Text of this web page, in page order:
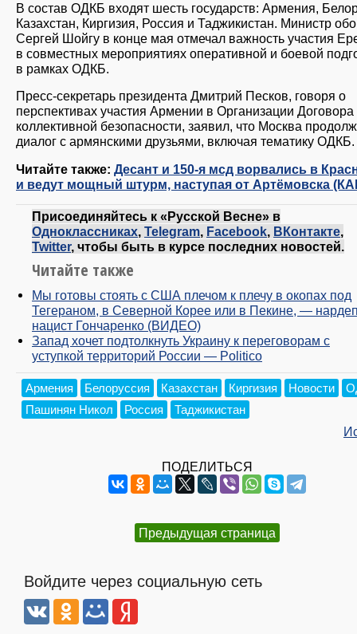
В состав ОДКБ входят шесть государств: Армения,
Казахстан, Киргизия, Россия и Таджикистан. Министр
Сергей Шойгу в конце мая отмечал важность участия
в совместных мероприятиях оперативной и боевой
в рамках ОДКБ.
Пресс-секретарь президента Дмитрий Песков, говоря о
перспективах участия Армении в Организации Договора
коллективной безопасности, заявил, что Москва
диалог с армянскими друзьями, включая тематику ОДКБ.
Читайте также: Десант и 150-я мсд ворвались в
и ведут мощный штурм, наступая от Артёмовска
Присоединяйтесь к «Русской Весне» в
Одноклассниках, Telegram, Facebook, ВКонтакте,
Twitter, чтобы быть в курсе последних новостей.
Читайте также
Мы готовы стоять с США плечом к плечу в окопах под
Тегераном, в Северной Корее или в Пекине, —
нацист Гончаренко (ВИДЕО)
Запад хочет подтолкнуть Украину к переговорам с
уступкой территорий России — Politico
Армения Белоруссия Казахстан Киргизия Новости
Пашинян Никол
Россия Таджикистан
ПОДЕЛИТЬСЯ
Предыдущая страница
Войдите через социальную сеть